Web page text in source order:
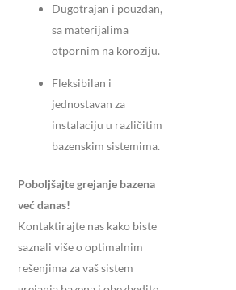
Dugotrajan i pouzdan,
sa materijalima
otpornim na koroziju.
Fleksibilan i
jednostavan za
instalaciju u različitim
bazenskim sistemima.
Poboljšajte grejanje bazena
već danas!
Kontaktirajte nas kako biste
saznali više o optimalnim
rešenjima za vaš sistem